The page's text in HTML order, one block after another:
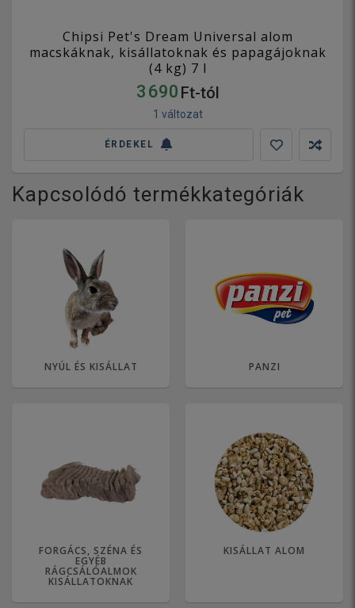
Chipsi Pet's Dream Universal alom
macskáknak, kisállatoknak és papagájoknak
(4 kg) 7 l
3 690 Ft-tól
1 változat
ÉRDEKEL
Kapcsolódó termékkategóriák
NYÚL ÉS KISÁLLAT PANZI
FORGÁCS, SZÉNA ÉS
EGYÉB
RÁGCSÁLÓALMOK
KISÁLLATOKNAK
KISÁLLAT ALOM